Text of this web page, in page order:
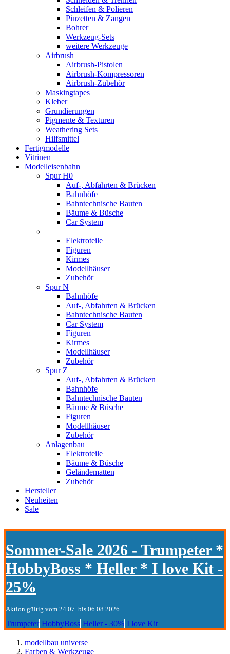
Schleifen & Polieren
Pinzetten & Zangen
Bohrer
Werkzeug-Sets
weitere Werkzeuge
Airbrush
Airbrush-Pistolen
Airbrush-Kompressoren
Airbrush-Zubehör
Maskingtapes
Kleber
Grundierungen
Pigmente & Texturen
Weathering Sets
Hilfsmittel
Fertigmodelle
Vitrinen
Modelleisenbahn
Spur H0
Auf-, Abfahrten & Brücken
Bahnhöfe
Bahntechnische Bauten
Bäume & Büsche
Car System
Elektroteile
Figuren
Kirmes
Modellhäuser
Zubehör
Spur N
Bahnhöfe
Auf-, Abfahrten & Brücken
Bahntechnische Bauten
Car System
Figuren
Kirmes
Modellhäuser
Zubehör
Spur Z
Auf-, Abfahrten & Brücken
Bahnhöfe
Bahntechnische Bauten
Bäume & Büsche
Figuren
Modellhäuser
Zubehör
Anlagenbau
Elektroteile
Bäume & Büsche
Geländematten
Zubehör
Hersteller
Neuheiten
Sale
Sommer-Sale 2026 - Trumpeter *
HobbyBoss * Heller * I love Kit -
25%
Aktion gültig vom 24.07. bis 06.08.2026
Trumpeter HobbyBoss Heller - 30% I love Kit
modellbau universe
Farben & Werkzeuge